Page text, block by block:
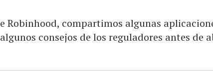
Robinhood, compartimos algunas
consejos de los reguladores antes de